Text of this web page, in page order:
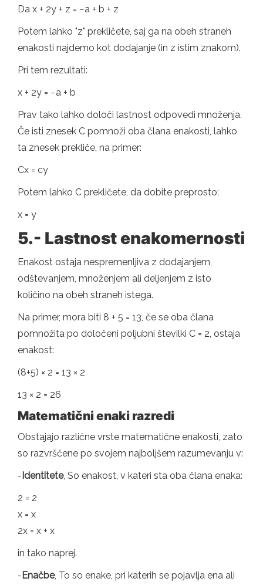
Da x + 2y + z = −a + b + z
Potem lahko "z" prekličete, saj ga na obeh straneh
enakosti najdemo kot dodajanje (in z istim znakom).
Pri tem rezultati:
x + 2y = −a + b
Prav tako lahko določi lastnost odpovedi množenja.
Če isti znesek C pomnoži oba člana enakosti, lahko
ta znesek prekliče, na primer:
Cx = cy
Potem lahko C prekličete, da dobite preprosto:
x = y
5.- Lastnost enakomernosti
Enakost ostaja nespremenljiva z dodajanjem,
odštevanjem, množenjem ali deljenjem z isto
količino na obeh straneh istega.
Na primer, mora biti 8 + 5 = 13, če se oba člana
pomnožita po določeni poljubni številki C = 2, ostaja
enakost:
(8+5) × 2 = 13 × 2
13 × 2 = 26
Matematični enaki razredi
Obstajajo različne vrste matematične enakosti, zato
so razvrščene po svojem najboljšem razumevanju v:
-Identitete, So enakost, v kateri sta oba člana enaka:
2 = 2
x = x
2x = x + x
in tako naprej.
-Enačbe, To so enake, pri katerih se pojavlja ena ali